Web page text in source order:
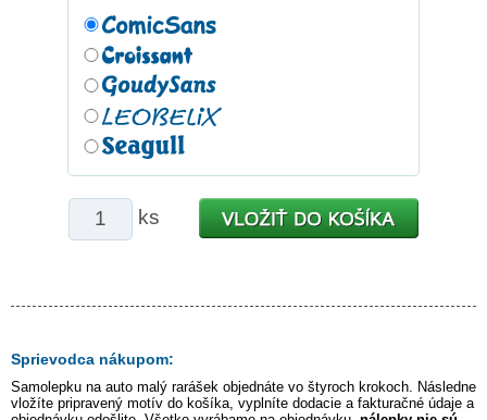
ks
Sprievodca nákupom:
Samolepku na auto malý rarášek objednáte vo štyroch krokoch. Následne
vložíte pripravený motív do košíka, vyplníte dodacie a fakturačné údaje a